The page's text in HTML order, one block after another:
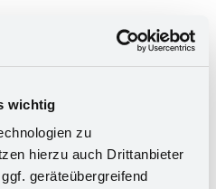
wichtig
zu
hierzu auch Drittanbieter
geräteübergreifend